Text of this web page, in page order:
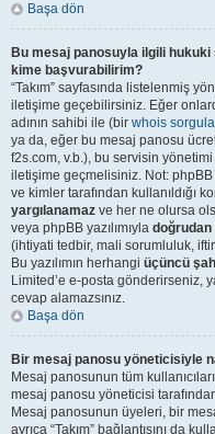
Başa dön
Bu mesaj panosuyla ilgili
kime başvurabilirim?
“Takım” sayfasında listelenmiş
iletişime geçebilirsiniz. Eğer
adının sahibi ile (bir whois
ya da, eğer bu mesaj panosu
f2s.com, v.b.), bu servisin
iletişime geçmelisiniz. Not:
ve kimler tarafından kullanıldığı
yargılanamaz ve her ne olursa
veya phpBB yazılımıyla
(ihtiyati tedbir, mali sorumluluk,
Bu yazılımın herhangi üçüncü
Limited’e e-posta gönderirseniz,
cevap alamazsınız.
Başa dön
Bir mesaj panosu yöneticisiyle
Mesaj panosunun tüm
mesaj panosu yöneticisi
Mesaj panosunun üyeleri, bir
ayrıca “Takım” bağlantısını da